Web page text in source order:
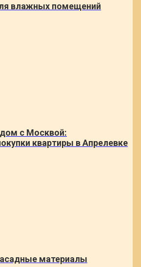
влажных помещений
с Москвой:
квартиры в Апрелевке
материалы